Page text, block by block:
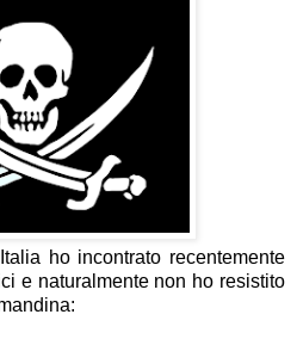
ho incontrato recentemente
e naturalmente non ho resistito